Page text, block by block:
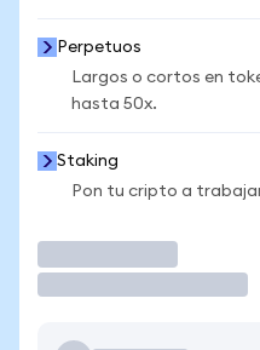
Perpetuos
Largos o cortos en
hasta 50x.
Staking
Pon tu cripto a